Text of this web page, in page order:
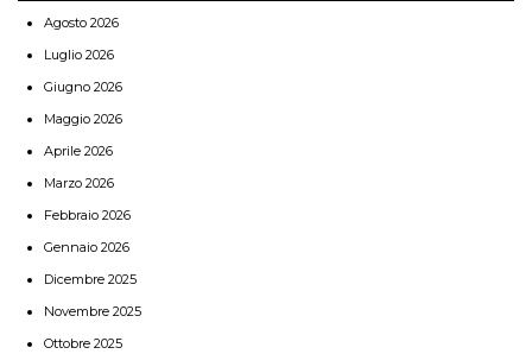
Agosto 2026
Luglio 2026
Giugno 2026
Maggio 2026
Aprile 2026
Marzo 2026
Febbraio 2026
Gennaio 2026
Dicembre 2025
Novembre 2025
Ottobre 2025